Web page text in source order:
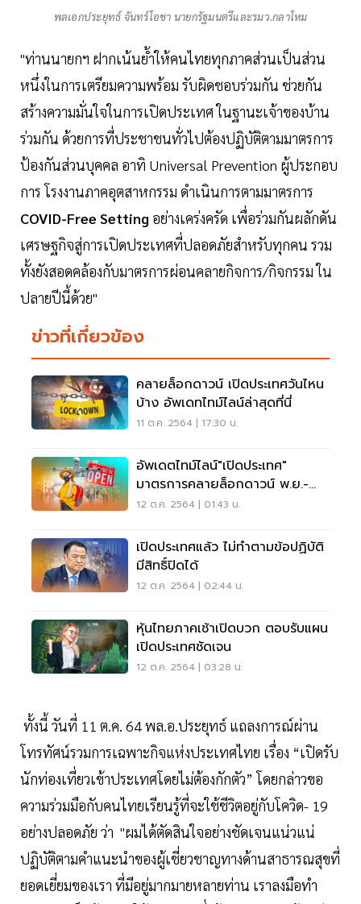
พลเอกประยุทธ์ จันทร์โอชา นายกรัฐมนตรีและรมว.กลาโหม
"ท่านนายกฯ ฝากเน้นย้ำให้คนไทยทุกภาคส่วนเป็นส่วน
หนึ่งในการเตรียมความพร้อม รับผิดชอบร่วมกัน ช่วยกัน
สร้างความมั่นใจในการเปิดประเทศ ในฐานะเจ้าของบ้าน
ร่วมกัน ด้วยการที่ประชาชนทั่วไปต้องปฏิบัติตามมาตรการ
ป้องกันส่วนบุคคล อาทิ Universal Prevention ผู้ประกอบ
การ โรงงานภาคอุตสาหกรรม ดำเนินการตามมาตรการ
COVID-Free Setting อย่างเคร่งครัด เพื่อร่วมกันผลักดัน
เศรษฐกิจสู่การเปิดประเทศที่ปลอดภัยสำหรับทุกคน รวม
ทั้งยังสอดคล้องกับมาตรการผ่อนคลายกิจการ/กิจกรรม ใน
ปลายปีนี้ด้วย"
ข่าวที่เกี่ยวข้อง
คลายล็อกดาวน์ เปิดประเทศวันไหน
บ้าง อัพเดทไทม์ไลน์ล่าสุดที่นี่
11 ต.ค. 2564 | 17:30 น.
อัพเดตไทม์ไลน์"เปิดประเทศ"
มาตรการคลายล็อกดาวน์ พ.ย.-
ธ.ค. 64 สรุปชัดที่นี่
12 ต.ค. 2564 | 01:43 น.
เปิดประเทศแล้ว ไม่ทำตามข้อปฏิบัติ
มีสิทธิ์ปิดได้
12 ต.ค. 2564 | 02:44 น.
หุ้นไทยภาคเช้าเปิดบวก ตอบรับแผน
เปิดประเทศชัดเจน
12 ต.ค. 2564 | 03:28 น.
ทั้งนี้ วันที่ 11 ต.ค. 64 พล.อ.ประยุทธ์ แถลงการณ์ผ่าน
โทรทัศน์รวมการเฉพาะกิจแห่งประเทศไทย เรื่อง “เปิดรับ
นักท่องเที่ยวเข้าประเทศโดยไม่ต้องกักตัว” โดยกล่าวขอ
ความร่วมมือกับคนไทยเรียนรู้ที่จะใช้ชีวิตอยู่กับโควิด- 19
อย่างปลอดภัย ว่า "ผมได้ตัดสินใจอย่างชัดเจนแน่วแน่
ปฏิบัติตามคำแนะนำของผู้เชี่ยวชาญทางด้านสาธารณสุขที่
ยอดเยี่ยมของเรา ที่มีอยู่มากมายหลายท่าน เราลงมือทำ